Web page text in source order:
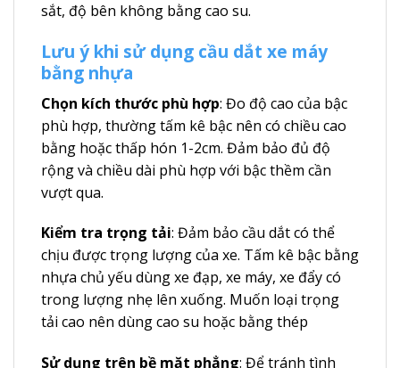
sắt, độ bên không bằng cao su.
Lưu ý khi sử dụng cầu dắt xe máy
bằng nhựa
Chọn kích thước phù hợp: Đo độ cao của bậc
phù hợp, thường tấm kê bậc nên có chiều cao
bằng hoặc thấp hón 1-2cm. Đảm bảo đủ độ
rộng và chiều dài phù hợp với bậc thềm cần
vượt qua.
Kiểm tra trọng tải: Đảm bảo cầu dắt có thể
chịu được trọng lượng của xe. Tấm kê bậc bằng
nhựa chủ yếu dùng xe đạp, xe máy, xe đẩy có
trong lượng nhẹ lên xuống. Muốn loại trọng
tải cao nên dùng cao su hoặc bằng thép
Sử dụng trên bề mặt phẳng: Để tránh tình